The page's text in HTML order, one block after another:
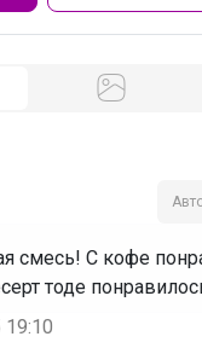
смесь! С кофе
тоде
19:10